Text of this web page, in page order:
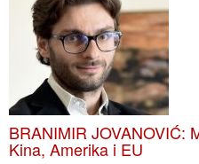
BRANIMIR JOVANOVIĆ:
Kina, Amerika i EU